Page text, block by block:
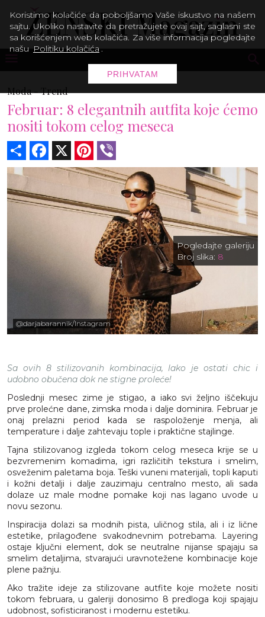
Moda -Trend
Februar: 8 elegantnih autfita koje ćemo
nositi tokom celog meseca
Share Facebook Pinterest
@darjabarannik/Instagram
Pogledajte galeriju
Broj slika: 8
Sa ovih 8 stilizovanih kombinacija, lako je ostati chic i
udobno obučena dok ne stigne proleće!
Poslednji mesec zime je stigao, a iako svi željno iščekuju
prve prolećne dane, zimska moda i dalje dominira. Februar je
onaj prelazni period kada se raspoloženje menja, ali
temperature i dalje zahtevaju tople i praktične stajlinge.
Tajna stilizovanog izgleda tokom celog meseca krije se u
bezvremenim komadima, igri različitih tekstura i smelim,
osveženim paletama boja. Teški vuneni materijali, topli kaputi
i kožni detalji i dalje zauzimaju centralno mesto, ali sada
dolaze uz male modne pomake koji nas lagano uvode u
novu sezonu.
Inspiracija dolazi sa modnih pista, uličnog stila, ali i iz lične
estetike, prilagođene svakodnevnim potrebama. Layering
ostaje ključni element, dok se neutralne nijanse spajaju sa
smelim detaljima, stvarajući uravnotežene kombinacije koje
plene pažnju.
Ako tražite ideje za stilizovane autfite koje možete nositi
tokom februara, u galeriji donosimo 8 predloga koji spajaju
udobnost, sofisticiranost i modernu estetiku.
Koristimo kolačiće da poboljšamo Vaše iskustvo na našem
sajtu. Ukoliko nastavite da pretražujete ovaj sajt, saglasni ste
sa korišćenjem web kolačića. Za više informacija pogledajte
našu Politiku kolačića .
PRIHVATAM